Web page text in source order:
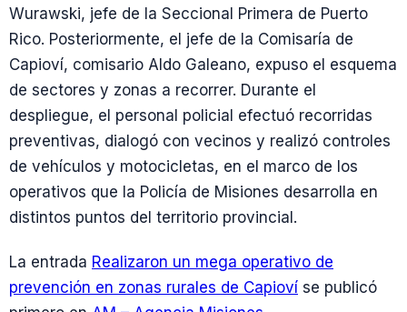
Wurawski, jefe de la Seccional Primera de Puerto
Rico. Posteriormente, el jefe de la Comisaría de
Capioví, comisario Aldo Galeano, expuso el esquema
de sectores y zonas a recorrer. Durante el
despliegue, el personal policial efectuó recorridas
preventivas, dialogó con vecinos y realizó controles
de vehículos y motocicletas, en el marco de los
operativos que la Policía de Misiones desarrolla en
distintos puntos del territorio provincial.
La entrada Realizaron un mega operativo de
prevención en zonas rurales de Capioví se publicó